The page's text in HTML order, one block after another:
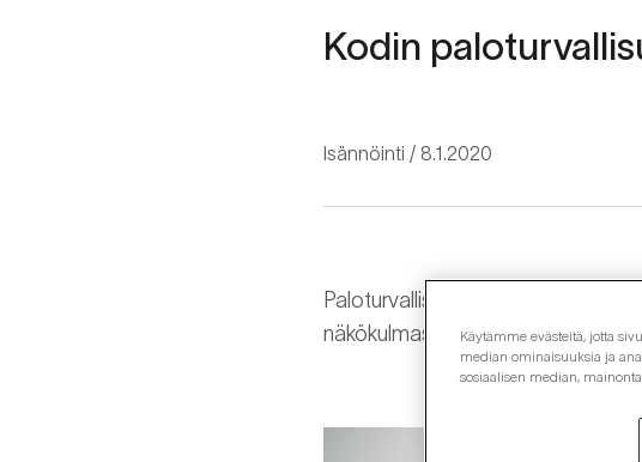
Kodin
Isännöinti 8.1.2020
Paloturvallisuusopas antaa vinkit
näkökulmasta.
Käytämme evästeitä, jotta
median ominaisuuksia ja
sosiaalisen median,